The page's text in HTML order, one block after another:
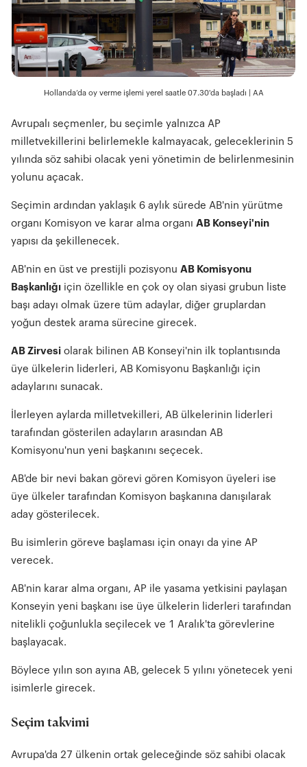
Hollanda’da oy verme işlemi yerel saatle 07.30'da başladı | AA
Avrupalı seçmenler, bu seçimle yalnızca AP
milletvekillerini belirlemekle kalmayacak, geleceklerinin 5
yılında söz sahibi olacak yeni yönetimin de belirlenmesinin
yolunu açacak.
Seçimin ardından yaklaşık 6 aylık sürede AB'nin yürütme
organı Komisyon ve karar alma organı AB Konseyi'nin
yapısı da şekillenecek.
AB'nin en üst ve prestijli pozisyonu AB Komisyonu
Başkanlığı için özellikle en çok oy olan siyasi grubun liste
başı adayı olmak üzere tüm adaylar, diğer gruplardan
yoğun destek arama sürecine girecek.
AB Zirvesi olarak bilinen AB Konseyi'nin ilk toplantısında
üye ülkelerin liderleri, AB Komisyonu Başkanlığı için
adaylarını sunacak.
İlerleyen aylarda milletvekilleri, AB ülkelerinin liderleri
tarafından gösterilen adayların arasından AB
Komisyonu'nun yeni başkanını seçecek.
AB'de bir nevi bakan görevi gören Komisyon üyeleri ise
üye ülkeler tarafından Komisyon başkanına danışılarak
aday gösterilecek.
Bu isimlerin göreve başlaması için onayı da yine AP
verecek.
AB'nin karar alma organı, AP ile yasama yetkisini paylaşan
Konseyin yeni başkanı ise üye ülkelerin liderleri tarafından
nitelikli çoğunlukla seçilecek ve 1 Aralık'ta görevlerine
başlayacak.
Böylece yılın son ayına AB, gelecek 5 yılını yönetecek yeni
isimlerle girecek.
Seçim takvimi
Avrupa'da 27 ülkenin ortak geleceğinde söz sahibi olacak